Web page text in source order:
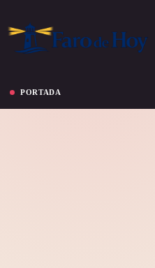
PORTADA